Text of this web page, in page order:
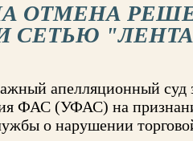
ОТМЕНА
СЕТЬЮ
апелляционный суд
ФАС (УФАС) на
о нарушении